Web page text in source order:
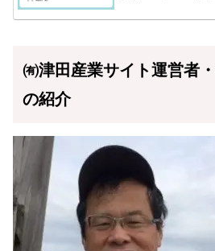
㈲津田産業サイト運営者
の紹介